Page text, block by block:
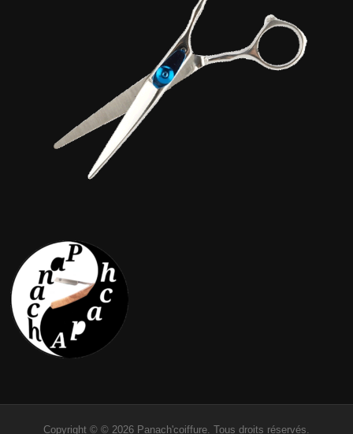
Copyright © © 2026 Panach'coiffure. Tous droits réservés.